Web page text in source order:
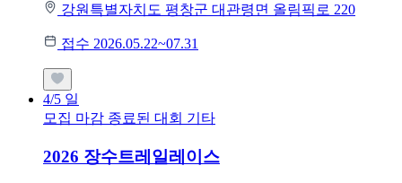
강원특별자치도 평창군 대관령면 올림픽로 220
접수 2026.05.22~07.31
4/5 일
모집 마감 종료된 대회 기타
2026 장수트레일레이스